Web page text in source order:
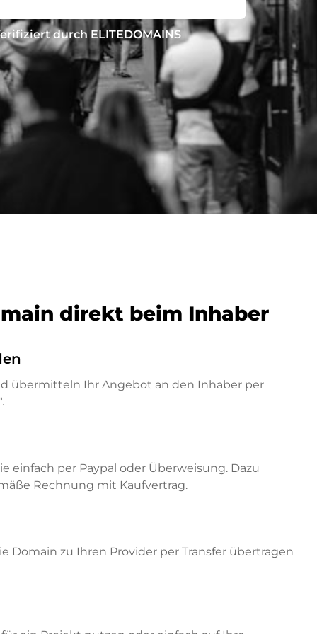
durch ELITEDOMAINS
direkt beim Inhaber
übermitteln Ihr Angebot an den Inhaber per
einfach per Paypal oder Überweisung. Dazu
Rechnung mit Kaufvertrag.
Domain zu Ihren Provider per Transfer übertragen